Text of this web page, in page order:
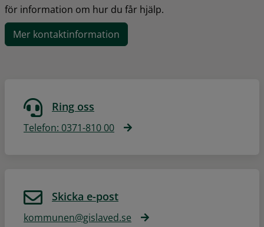
för information om hur du får hjälp.
Mer kontaktinformation
Ring oss
Telefon: 0371-810 00
Skicka e-post
kommunen@gislaved.se